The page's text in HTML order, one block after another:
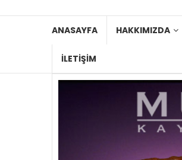
ANASAYFA HAKKIMIZDA
İLETIŞIM